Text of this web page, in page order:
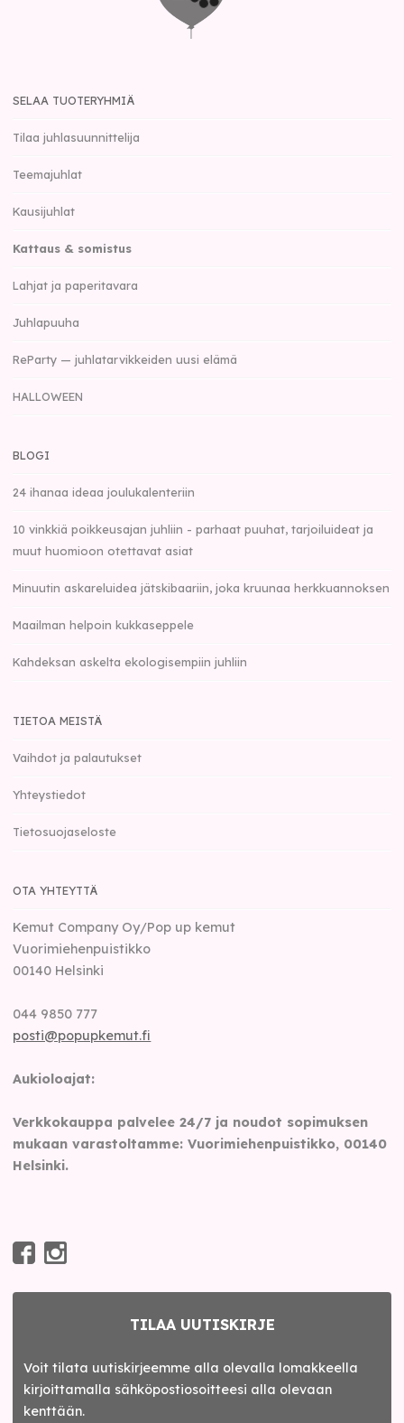
SELAA TUOTERYHMIÄ
Tilaa juhlasuunnittelija
Teemajuhlat
Kausijuhlat
Kattaus & somistus
Lahjat ja paperitavara
Juhlapuuha
ReParty — juhlatarvikkeiden uusi elämä
HALLOWEEN
BLOGI
24 ihanaa ideaa joulukalenteriin
10 vinkkiä poikkeusajan juhliin - parhaat puuhat, tarjoiluideat ja
muut huomioon otettavat asiat
Minuutin askareluidea jätskibaariin, joka kruunaa herkkuannoksen
Maailman helpoin kukkaseppele
Kahdeksan askelta ekologisempiin juhliin
TIETOA MEISTÄ
Vaihdot ja palautukset
Yhteystiedot
Tietosuojaseloste
OTA YHTEYTTÄ
Kemut Company Oy/Pop up kemut
Vuorimiehenpuistikko
00140 Helsinki
044 9850 777
posti@popupkemut.fi
Aukioloajat:
Verkkokauppa palvelee 24/7 ja noudot sopimuksen
mukaan varastoltamme: Vuorimiehenpuistikko, 00140
Helsinki.
TILAA UUTISKIRJE
Voit tilata uutiskirjeemme alla olevalla lomakkeella
kirjoittamalla sähköpostiosoitteesi alla olevaan
kenttään.